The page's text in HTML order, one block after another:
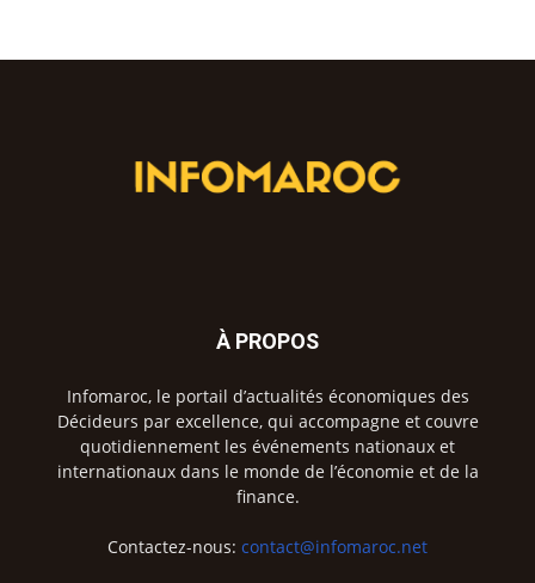
À PROPOS
Infomaroc, le portail d’actualités économiques des
Décideurs par excellence, qui accompagne et couvre
quotidiennement les événements nationaux et
internationaux dans le monde de l’économie et de la
finance.
Contactez-nous: contact@infomaroc.net